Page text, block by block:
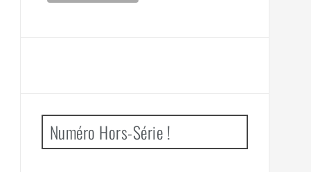
Numéro Hors-Série !